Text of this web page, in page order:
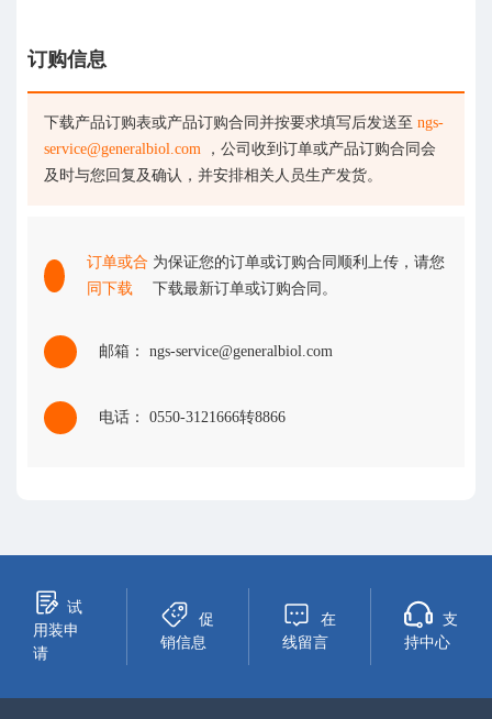
订购信息
下载产品订购表或产品订购合同并按要求填写后发送至 ngs-
service@generalbiol.com ，公司收到订单或产品订购合同会
及时与您回复及确认，并安排相关人员生产发货。
订单或合
同下载
为保证您的订单或订购合同顺利上传，请您
下载最新订单或订购合同。
邮箱： ngs-service@generalbiol.com
电话： 0550-3121666转8866
试
用装申
请
促
销信息
在
线留言
支
持中心